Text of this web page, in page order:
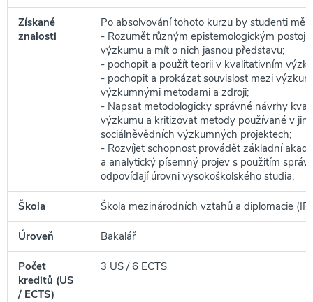
Získané
znalosti
Po absolvování tohoto kurzu by studenti
- Rozumět různým epistemologickým
výzkumu a mít o nich jasnou představu;
- pochopit a použít teorii v kvalitativním
- pochopit a prokázat souvislost mezi
výzkumnými metodami a zdroji;
- Napsat metodologicky správné návrhy
výzkumu a kritizovat metody používané v
sociálněvědních výzkumných projektech;
- Rozvíjet schopnost provádět základní
a analytický písemný projev s použitím
odpovídají úrovni vysokoškolského studia.
Škola Škola mezinárodních vztahů a diplomacie
Úroveň Bakalář
Počet
kreditů (US
/ ECTS)
3 US / 6 ECTS